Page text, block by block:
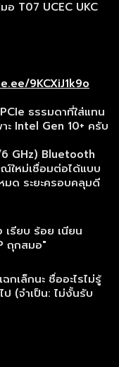
9KCXiJ1k9o
ธรรมดาที่ใส่แทน
ะ Intel Gen 10+ ครับ
GHz) Bluetooth
ใหม่เชื่อมต่อได้แบบ
มด ระยะครอบคลุมดี
เล็กนะ ชื่ออะไรไม่รู้
(จำเป็น: ไม่งั้นรับ